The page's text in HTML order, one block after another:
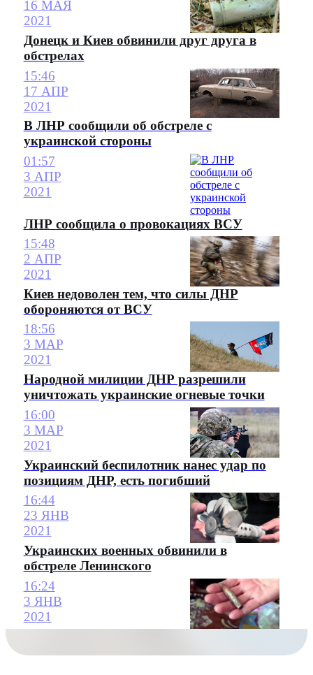
16 МАЯ
2021
Донецк и Киев обвинили друг друга в
обстрелах
15:46
17 АПР
2021
В ЛНР сообщили об обстреле с
украинской стороны
01:57
3 АПР
2021
ЛНР сообщила о провокациях ВСУ
15:48
2 АПР
2021
Киев недоволен тем, что силы ДНР
обороняются от ВСУ
18:56
3 МАР
2021
Народной милиции ДНР разрешили
уничтожать украинские огневые точки
16:00
3 МАР
2021
Украинский беспилотник нанес удар по
позициям ДНР, есть погибший
16:44
23 ЯНВ
2021
Украинских военных обвинили в
обстреле Ленинского
16:24
3 ЯНВ
2021